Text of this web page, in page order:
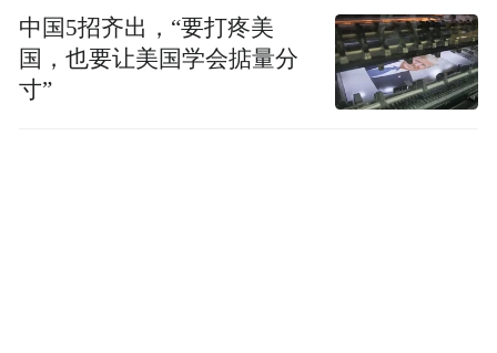
中国5招齐出，“要打疼美
国，也要让美国学会掂量分
寸”